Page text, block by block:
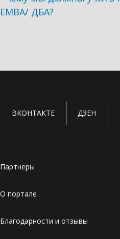
ЕМВА/ ДБА?
ВКОНТАКТЕ ДЗЕН
Партнеры
О портале
Благодарности и отзывы